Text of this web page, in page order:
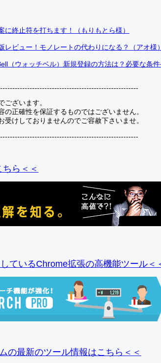
に終止符を打ちます！（もりもとら様）
レビュー！モノレートの代わりになる？（アオ様
（ウォッチベル）新規登録の方法は？必要な条
ざいます。
正確性を保証するものではございません。
けしておりませんのでご容赦下さいませ。
ちら＜＜
ているChrome拡張の高機能ツール＜
の最新のツール情報はこちら＜＜